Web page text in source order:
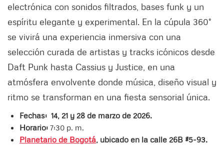
electrónica con sonidos filtrados, bases funk y un
espíritu elegante y experimental. En la cúpula 360°
se vivirá una experiencia inmersiva con una
selección curada de artistas y tracks icónicos desde
Daft Punk hasta Cassius y Justice, en una
atmósfera envolvente donde música, diseño visual y
ritmo se transforman en una fiesta sensorial única.
Fechas: 14, 21 y 28 de marzo de 2026.
Horario: 7:30 p. m.
Planetario de Bogotá, ubicado en la calle 26B #5-93.